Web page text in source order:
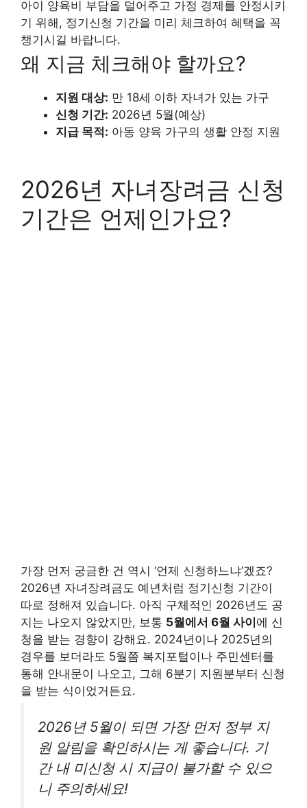
아이 양육비 부담을 덜어주고 가정 경제를 안정시키
기 위해, 정기신청 기간을 미리 체크하여 혜택을 꼭
챙기시길 바랍니다.
왜 지금 체크해야 할까요?
지원 대상: 만 18세 이하 자녀가 있는 가구
신청 기간: 2026년 5월(예상)
지급 목적: 아동 양육 가구의 생활 안정 지원
2026년 자녀장려금 신청
기간은 언제인가요?
가장 먼저 궁금한 건 역시 ‘언제 신청하느냐’겠죠?
2026년 자녀장려금도 예년처럼 정기신청 기간이
따로 정해져 있습니다. 아직 구체적인 2026년도 공
지는 나오지 않았지만, 보통 5월에서 6월 사이 에 신
청을 받는 경향이 강해요. 2024년이나 2025년의
경우를 보더라도 5월쯤 복지포털이나 주민센터를
통해 안내문이 나오고, 그해 6분기 지원분부터 신청
을 받는 식이었거든요.
2026년 5월이 되면 가장 먼저 정부 지
원 알림을 확인하시는 게 좋습니다. 기
간 내 미신청 시 지급이 불가할 수 있으
니 주의하세요!